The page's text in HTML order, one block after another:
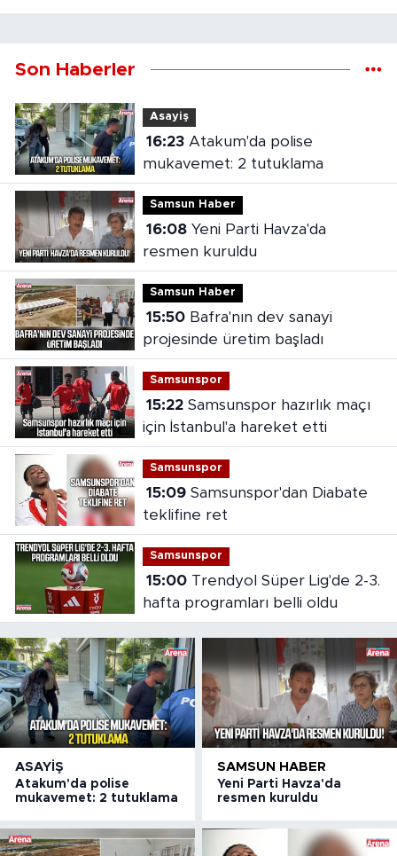
Son Haberler
Asayiş
16:23Atakum'da polise
mukavemet: 2 tutuklama
Samsun Haber
16:08Yeni Parti Havza'da
resmen kuruldu
Samsun Haber
15:50Bafra'nın dev sanayi
projesinde üretim başladı
Samsunspor
15:22Samsunspor hazırlık maçı
için İstanbul'a hareket etti
Samsunspor
15:09Samsunspor'dan Diabate
teklifine ret
Samsunspor
15:00Trendyol Süper Lig'de 2-3.
hafta programları belli oldu
ASAYIŞ
Atakum'da polise
mukavemet: 2 tutuklama
SAMSUN HABER
Yeni Parti Havza'da
resmen kuruldu